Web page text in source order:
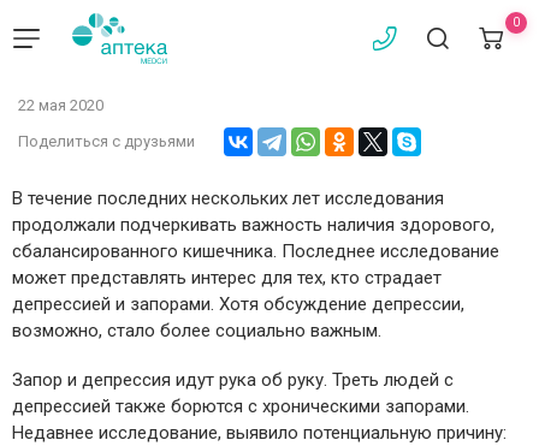
0
22 мая 2020
Поделиться с друзьями
В течение последних нескольких лет исследования
продолжали подчеркивать важность наличия здорового,
сбалансированного кишечника. Последнее исследование
может представлять интерес для тех, кто страдает
депрессией и запорами. Хотя обсуждение депрессии,
возможно, стало более социально важным.
Запор и депрессия идут рука об руку. Треть людей с
депрессией также борются с хроническими запорами.
Недавнее исследование, выявило потенциальную причину: